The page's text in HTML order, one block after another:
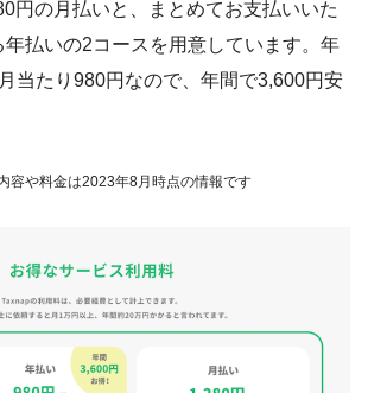
円の月払いと、まとめてお支払いいた
年払いの2コースを用意しています。年
当たり980円なので、年間で3,600円安
容や料金は2023年8月時点の情報です